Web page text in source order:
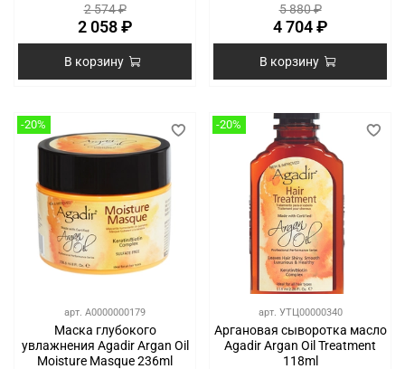
2 574 ₽
2 058 ₽
В корзину
5 880 ₽
4 704 ₽
В корзину
-20%
арт. A0000000179
Маска глубокого
увлажнения Agadir Argan Oil
Moisture Masque 236ml
-20%
арт. УТЦ00000340
Аргановая сыворотка масло
Agadir Argan Oil Treatment
118ml